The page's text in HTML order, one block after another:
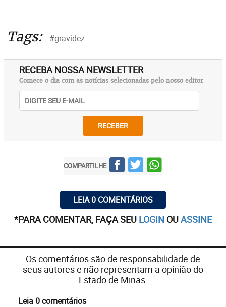
Tags: #gravidez
RECEBA NOSSA NEWSLETTER
Comece o dia com as notícias selecionadas pelo nosso editor
RECEBER
COMPARTILHE
LEIA 0 COMENTÁRIOS
*PARA COMENTAR, FAÇA SEU LOGIN OUASSINE
Os comentários são de responsabilidade de
seus autores e não representam a opinião do
Estado de Minas.
Leia 0 comentários